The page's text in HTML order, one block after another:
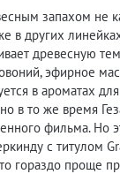
запахом не
в других
древесную
эфирное
в ароматах
в то же время
фильма. Но
с титулом
гораздо проще